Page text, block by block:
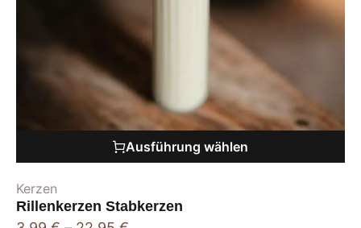
Ausführung wählen
Kerzen
Rillenkerzen Stabkerzen